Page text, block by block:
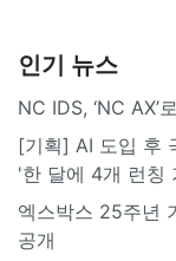
인기 뉴스
NC IDS, ‘NC AX’
[기획] AI 도입 후
'한 달에 4개 런칭
엑스박스 25주년
공개